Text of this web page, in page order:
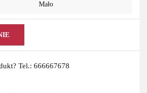
Mało
Tel.: 666667678